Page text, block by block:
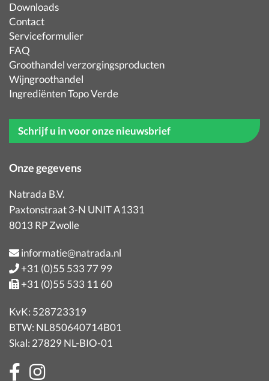
Downloads
Contact
Serviceformulier
FAQ
Groothandel verzorgingsproducten
Wijngroothandel
Ingrediënten Topo Verde
Schrijf u in voor onze nieuwsbrief
Onze gegevens
Natrada B.V.
Paxtonstraat 3-N UNIT A1331
8013 RP Zwolle
informatie@natrada.nl
+31 (0)55 533 77 99
+31 (0)55 533 11 60
KvK: 528723319
BTW: NL850640714B01
Skal: 27829 NL-BIO-01